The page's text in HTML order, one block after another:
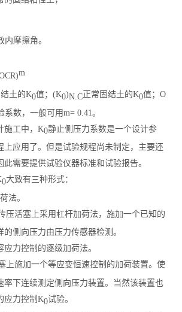
内摩擦角。
m
土的K0值；(K0)N.C正常固结土的K0值；O
数，一般可用m= 0.41。
施工中，K0静止侧压力系数是一个设计参
上应用了。但是试验规程尚未制定，主要还
需要提供试验仪器标准和试验报告。
0大致有三种形式：
法。
压活塞上采用杠杆加荷法，施加一个已知的
侧向压力由压力传感器检测。
力控制的逐级加荷法。
上施加一个等应变恒速控制的加荷装置。使
率下连续测定侧向压力装置。当然该装置也
应力控制K0试验。